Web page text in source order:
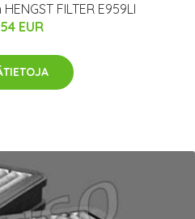
FILTER E959LI
EUR